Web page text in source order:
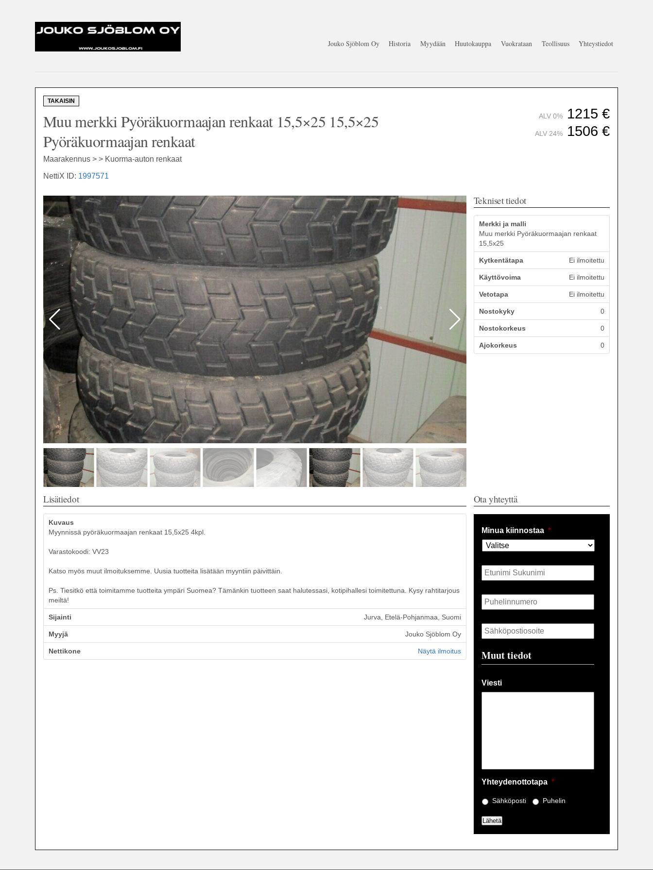
Jouko Sjöblom Oy Historia Myydään Huutokauppa Vuokrataan Teollisuus Yhteystiedot
TAKAISIN
Muu merkki Pyöräkuormaajan renkaat 15,5×25 15,5×25
Pyöräkuormaajan renkaat
Maarakennus > > Kuorma-auton renkaat
NettiX ID: 1997571
ALV 0% 1215 €
ALV 24% 1506 €
Tekniset tiedot
Merkki ja malli
Muu merkki Pyöräkuormaajan renkaat
15,5x25
Kytkentätapa Ei ilmoitettu
Käyttövoima Ei ilmoitettu
Vetotapa Ei ilmoitettu
Nostokyky 0
Nostokorkeus 0
Ajokorkeus 0
Lisätiedot
Kuvaus
Myynnissä pyöräkuormaajan renkaat 15,5x25 4kpl.
Varastokoodi: VV23
Katso myös muut ilmoituksemme. Uusia tuotteita lisätään myyntiin päivittäin.
Ps. Tiesitkö että toimitamme tuotteita ympäri Suomea? Tämänkin tuotteen saat halutessasi, kotipihallesi toimitettuna. Kysy rahtitarjous
meiltä!
Sijainti Jurva, Etelä-Pohjanmaa, Suomi
Myyjä Jouko Sjöblom Oy
Nettikone Näytä ilmoitus
Ota yhteyttä
Minua kiinnostaa *
Nimi *
Puhelin *
Sähköposti *
Muut tiedot
Viesti
Yhteydenottotapa *
Sähköposti Puhelin
Lähetä